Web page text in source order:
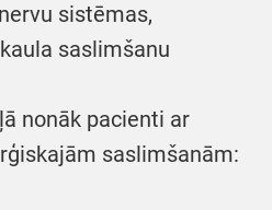
sistēmas,
saslimšanu
nonāk pacienti ar
saslimšanām: